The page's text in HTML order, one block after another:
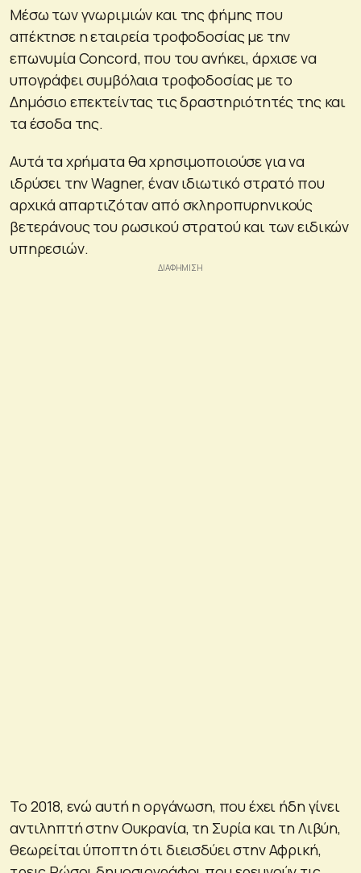
Μέσω των γνωριμιών και της φήμης που
απέκτησε η εταιρεία τροφοδοσίας με την
επωνυμία Concord, που του ανήκει, άρχισε να
υπογράφει συμβόλαια τροφοδοσίας με το
Δημόσιο επεκτείντας τις δραστηριότητές της και
τα έσοδα της.
Αυτά τα χρήματα θα χρησιμοποιούσε για να
ιδρύσει την Wagner, έναν ιδιωτικό στρατό που
αρχικά απαρτιζόταν από σκληροπυρηνικούς
βετεράνους του ρωσικού στρατού και των ειδικών
υπηρεσιών.
Το 2018, ενώ αυτή η οργάνωση, που έχει ήδη γίνει
αντιληπτή στην Ουκρανία, τη Συρία και τη Λιβύη,
θεωρείται ύποπτη ότι διεισδύει στην Αφρική,